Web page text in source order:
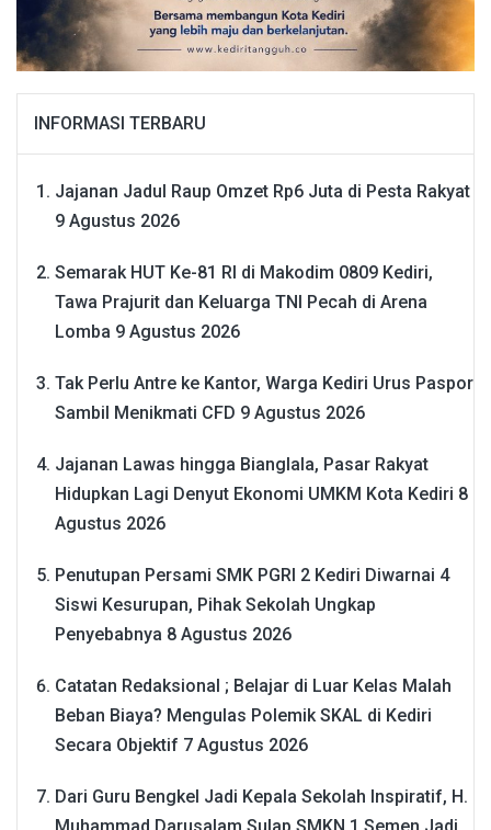
INFORMASI TERBARU
Jajanan Jadul Raup Omzet Rp6 Juta di Pesta Rakyat
9 Agustus 2026
Semarak HUT Ke-81 RI di Makodim 0809 Kediri,
Tawa Prajurit dan Keluarga TNI Pecah di Arena
Lomba 9 Agustus 2026
Tak Perlu Antre ke Kantor, Warga Kediri Urus Paspor
Sambil Menikmati CFD 9 Agustus 2026
Jajanan Lawas hingga Bianglala, Pasar Rakyat
Hidupkan Lagi Denyut Ekonomi UMKM Kota Kediri 8
Agustus 2026
Penutupan Persami SMK PGRI 2 Kediri Diwarnai 4
Siswi Kesurupan, Pihak Sekolah Ungkap
Penyebabnya 8 Agustus 2026
Catatan Redaksional ; Belajar di Luar Kelas Malah
Beban Biaya? Mengulas Polemik SKAL di Kediri
Secara Objektif 7 Agustus 2026
Dari Guru Bengkel Jadi Kepala Sekolah Inspiratif, H.
Muhammad Darusalam Sulap SMKN 1 Semen Jadi